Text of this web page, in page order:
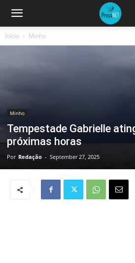
Início Minho
Minho
Tempestade Gabrielle
próximas horas
Por Redação - September 27, 2025